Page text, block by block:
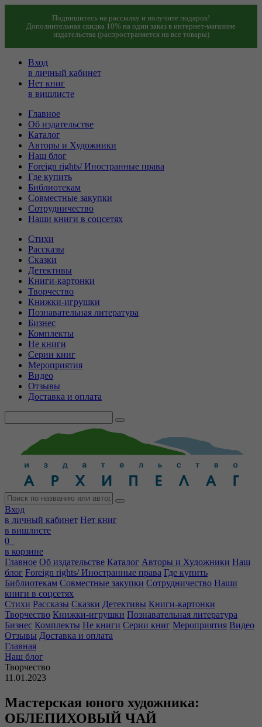
Подпишитесь на рассылку и получите подарок!
Дополнительная скидка 10% на один заказ в интернет-магазине
издательства (распространяется на все товары)
Вход
в личный кабинет
Нет книг
в вишлисте
Главное
Об издательстве
Каталог
Авторы и Художники
Наш блог
Foreign rights/ Иностранные права
Где купить
Библиотекам
Совместные закупки
Сотрудничество
Наши книги в соцсетях
Стихи
Рассказы
Сказки
Детективы
Книги-картонки
Творчество
Книжки-игрушки
Познавательная литература
Бизнес
Комплекты
Не книги
Серии книг
Мероприятия
Видео
Отзывы
Доставка и оплата
Вход
в личный кабинет Нет книг
в вишлисте
0
в корзине
Главное Об издательстве Каталог Авторы и Художники Наш
блог Foreign rights/ Иностранные права Где купить
Библиотекам Совместные закупки Сотрудничество Наши
книги в соцсетях
Стихи Рассказы Сказки Детективы Книги-картонки
Творчество Книжки-игрушки Познавательная литература
Бизнес Комплекты Не книги Серии книг Мероприятия Видео
Отзывы Доставка и оплата
Главная
Наш блог
Творчество
11.01.2023
Мастерская юного художника:
ОБЛЕПИХОВЫЙ ЧАЙ